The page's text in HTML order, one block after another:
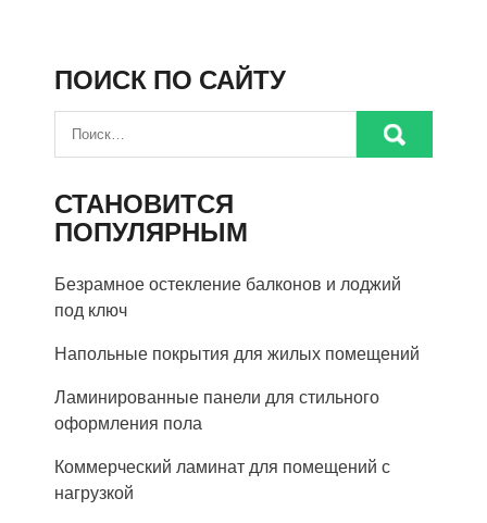
ПОИСК ПО САЙТУ
СТАНОВИТСЯ
ПОПУЛЯРНЫМ
Безрамное остекление балконов и лоджий
под ключ
Напольные покрытия для жилых помещений
Ламинированные панели для стильного
оформления пола
Коммерческий ламинат для помещений с
нагрузкой